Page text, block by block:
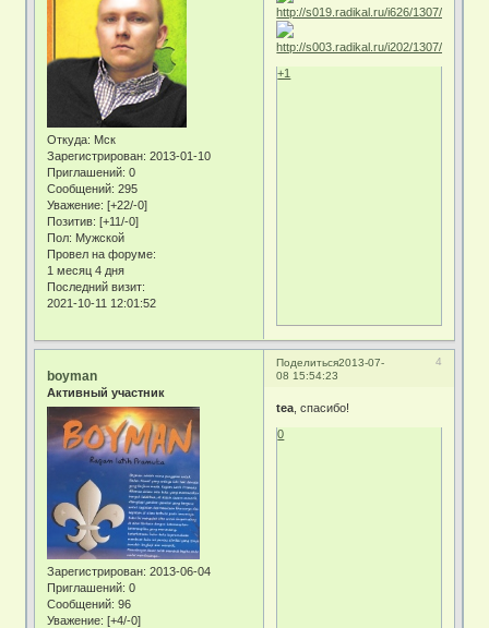
Откуда: Мск
Зарегистрирован: 2013-01-10
Приглашений: 0
Сообщений: 295
Уважение: [+22/-0]
Позитив: [+11/-0]
Пол: Мужской
Провел на форуме:
1 месяц 4 дня
Последний визит:
2021-10-11 12:01:52
+1
Поделиться 4
2013-07-
08 15:54:23
boyman
Активный участник
Зарегистрирован: 2013-06-04
Приглашений: 0
Сообщений: 96
Уважение: [+4/-0]
tea , спасибо!
0